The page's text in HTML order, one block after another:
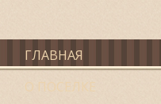
ГЛАВНАЯ
О ПОСЕЛКЕ